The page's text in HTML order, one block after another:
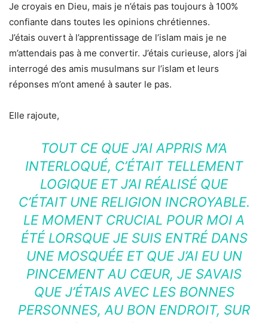
Je croyais en Dieu, mais je n’étais pas toujours à 100%
confiante dans toutes les opinions chrétiennes.
J’étais ouvert à l’apprentissage de l’islam mais je ne
m’attendais pas à me convertir. J’étais curieuse, alors j’ai
interrogé des amis musulmans sur l’islam et leurs
réponses m’ont amené à sauter le pas.
Elle rajoute,
TOUT CE QUE J’AI APPRIS M’A
INTERLOQUÉ, C’ÉTAIT TELLEMENT
LOGIQUE ET J’AI RÉALISÉ QUE
C’ÉTAIT UNE RELIGION INCROYABLE.
LE MOMENT CRUCIAL POUR MOI A
ÉTÉ LORSQUE JE SUIS ENTRÉ DANS
UNE MOSQUÉE ET QUE J’AI EU UN
PINCEMENT AU CŒUR, JE SAVAIS
QUE J’ÉTAIS AVEC LES BONNES
PERSONNES, AU BON ENDROIT, SUR